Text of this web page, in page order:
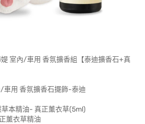
室內/車用 香氛擴香組【泰迪擴香石+真
車用 香氛擴香石擺飾-泰迪
本精油- 真正薰衣草(5ml)
薰衣草精油